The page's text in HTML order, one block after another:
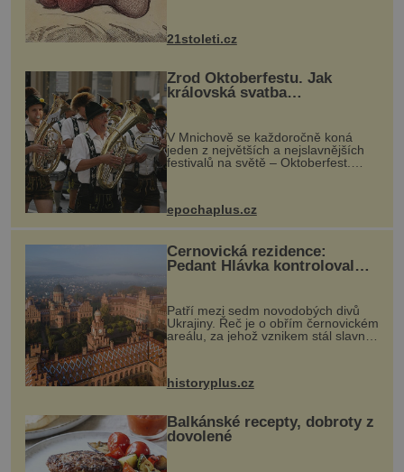
nohou, a způsobuje bole...
21stoleti.cz
Zrod Oktoberfestu. Jak
královská svatba
odstartovala největší pivní
festival světa
V Mnichově se každoročně koná
jeden z největších a nejslavnějších
festivalů na světě – Oktoberfest.
návštěvníků, kteří si vychutnávají
kultur...
epochaplus.cz
Černovická rezidence:
Pedant Hlávka kontroloval
Patří mezi sedm novodobých divů
Ukrajiny. Řeč je o obřím černovickém
areálu, za jehož vznikem stál slavný
český architekt Josef Hlávka. Ten si
na něm dal mimořádně záležet. Jeho
historyplus.cz
Balkánské recepty, dobroty z
dovolené